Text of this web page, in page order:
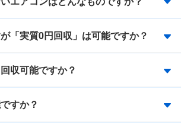
「実質0円回収」は可能ですか？
収可能ですか？
すか？